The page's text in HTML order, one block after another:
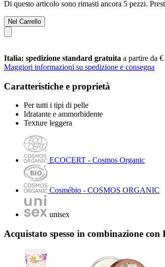
Di questo articolo sono rimasti ancora 5 pezzi.
Nel Carrello
Italia: spedizione standard gratuita a partire da
Maggiori informazioni su spedizione e consegna
Caratteristiche e proprietà
Per tutti i tipi di pelle
Idratante e ammorbidente
Texture leggera
ECOCERT - Cosmos Organic
Cosmébio - COSMOS ORGANIC
unisex
Acquistato spesso in combinazione